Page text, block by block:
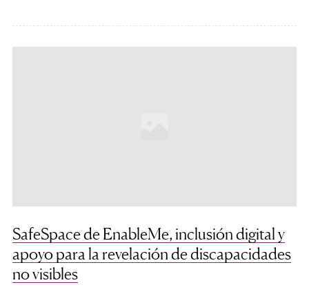
SafeSpace de EnableMe, inclusión digital y
apoyo para la revelación de discapacidades
no visibles